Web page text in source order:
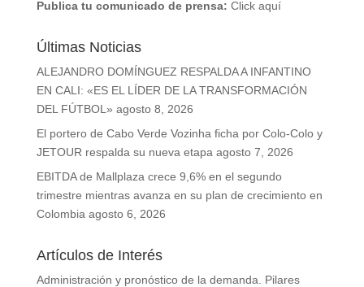
Publica tu comunicado de prensa: Click aquí
Últimas Noticias
ALEJANDRO DOMÍNGUEZ RESPALDA A INFANTINO
EN CALI: «ES EL LÍDER DE LA TRANSFORMACIÓN
DEL FÚTBOL» agosto 8, 2026
El portero de Cabo Verde Vozinha ficha por Colo-Colo y
JETOUR respalda su nueva etapa agosto 7, 2026
EBITDA de Mallplaza crece 9,6% en el segundo
trimestre mientras avanza en su plan de crecimiento en
Colombia agosto 6, 2026
Artículos de Interés
Administración y pronóstico de la demanda. Pilares